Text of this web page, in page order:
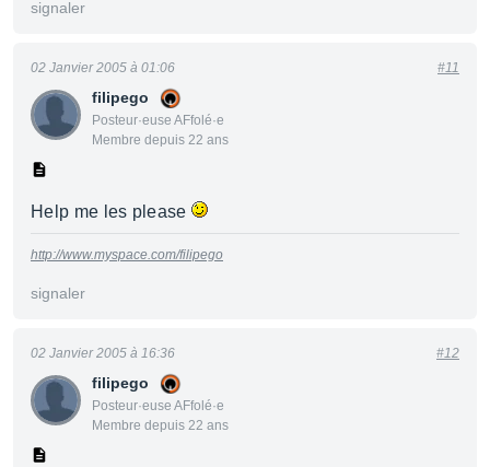
signaler
filipego
Posteur·euse AFfolé·e
Membre depuis 22 ans
02 Janvier 2005 à 01:06 #11
Help me les please
http://www.myspace.com/filipego
signaler
filipego
Posteur·euse AFfolé·e
Membre depuis 22 ans
02 Janvier 2005 à 16:36 #12